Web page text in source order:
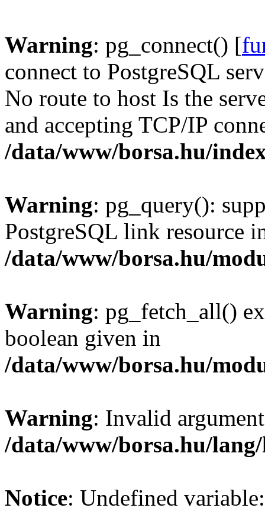
Warning: pg_connect() [
connect to PostgreSQL
No route to host Is the
and accepting TCP/IP
/data/www/borsa.hu/
Warning: pg_query():
PostgreSQL link resource
/data/www/borsa.hu/
Warning: pg_fetch_all()
boolean given in
/data/www/borsa.hu/
Warning: Invalid
/data/www/borsa.hu/
Notice: Undefined